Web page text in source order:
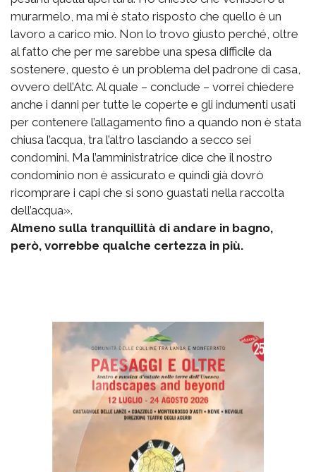
murarmelo, ma mi è stato risposto che quello è un
lavoro a carico mio. Non lo trovo giusto perché, oltre
al fatto che per me sarebbe una spesa difficile da
sostenere, questo è un problema del padrone di casa,
ovvero dell’Atc. Al quale – conclude – vorrei chiedere
anche i danni per tutte le coperte e gli indumenti usati
per contenere l’allagamento fino a quando non è stata
chiusa l’acqua, tra l’altro lasciando a secco sei
condomini. Ma l’amministratrice dice che il nostro
condominio non è assicurato e quindi già dovrò
ricomprare i capi che si sono guastati nella raccolta
dell’acqua».
Almeno sulla tranquillità di andare in bagno,
però, vorrebbe qualche certezza in più.